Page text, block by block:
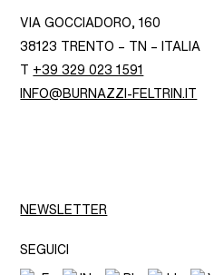
VIA GOCCIADORO, 160
38123 TRENTO – TN – ITALIA
T +39 329 023 1591
INFO@BURNAZZI-FELTRIN.IT
NEWSLETTER
SEGUICI